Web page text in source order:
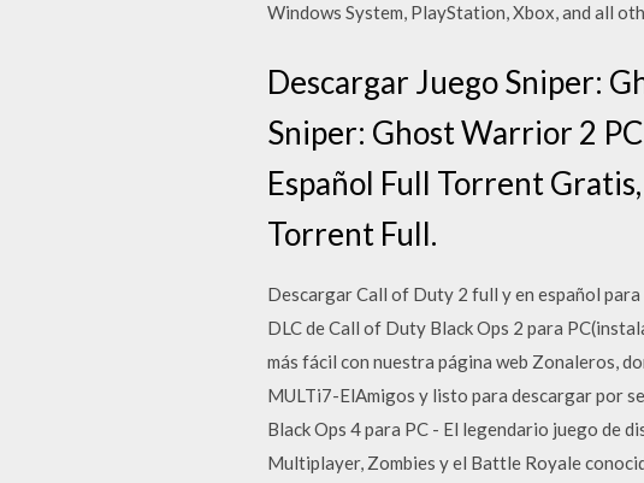
Windows System, PlayStation, Xbox, and all
Descargar Juego Sniper:
Sniper: Ghost Warrior 2
Español Full Torrent
Torrent Full.
Descargar Call of Duty 2 full y en español
DLC de Call of Duty Black Ops 2 para
más fácil con nuestra página web Zonaleros,
MULTi7-ElAmigos y listo para descargar por
Black Ops 4 para PC - El legendario juego de
Multiplayer, Zombies y el Battle Royale